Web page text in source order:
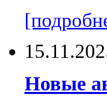
Новые